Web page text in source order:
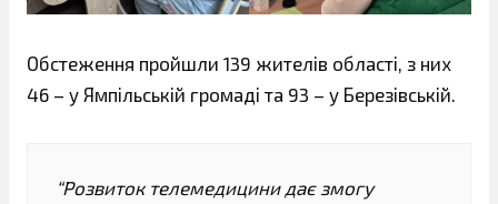
Обстеження пройшли 139 жителів області, з них
46 – у Ямпільській громаді та 93 – у Березівській.
“Розвиток телемедицини дає змогу